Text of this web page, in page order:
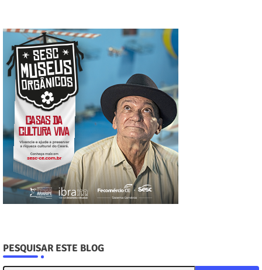
PESQUISAR ESTE BLOG